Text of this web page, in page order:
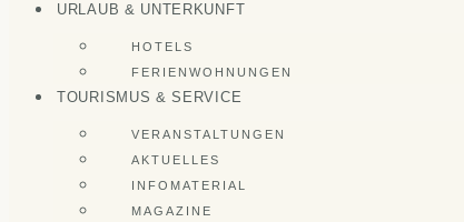
URLAUB & UNTERKUNFT
HOTELS
FERIENWOHNUNGEN
TOURISMUS & SERVICE
VERANSTALTUNGEN
AKTUELLES
INFOMATERIAL
MAGAZINE